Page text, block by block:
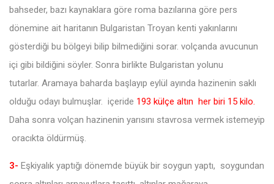
bahseder, bazı kaynaklara göre roma bazılarına göre pers
dönemine ait haritanın Bulgaristan Troyan kenti yakınlarını
gösterdiği bu bölgeyi bilip bilmediğini sorar. volçanda avucunun
içi gibi bildiğini söyler. Sonra birlikte Bulgaristan yolunu
tutarlar. Aramaya baharda başlayıp eylül ayında hazinenin saklı
olduğu odayı bulmuşlar. içeride 193 külçe altın her biri 15 kilo.
Daha sonra volçan hazinenin yarısını stavrosa vermek istemeyip
oracıkta öldürmüş.
3- Eşkiyalık yaptığı dönemde büyük bir soygun yaptı, soygundan